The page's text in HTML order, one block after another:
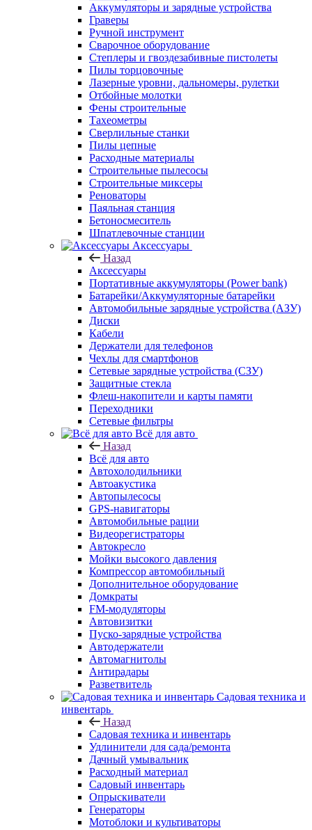
Аккумуляторы и зарядные устройства
Граверы
Ручной инструмент
Сварочное оборудование
Степлеры и гвоздезабивные пистолеты
Пилы торцовочные
Лазерные уровни, дальномеры, рулетки
Отбойные молотки
Фены строительные
Тахеометры
Сверлильные станки
Пилы цепные
Расходные материалы
Строительные пылесосы
Строительные миксеры
Реноваторы
Паяльная станция
Бетоносмеситель
Шпатлевочные станции
Аксессуары
Назад
Аксессуары
Портативные аккумуляторы (Power bank)
Батарейки/Аккумуляторные батарейки
Автомобильные зарядные устройства (АЗУ)
Диски
Кабели
Держатели для телефонов
Чехлы для смартфонов
Сетевые зарядные устройства (СЗУ)
Защитные стекла
Флеш-накопители и карты памяти
Переходники
Сетевые фильтры
Всё для авто
Назад
Всё для авто
Автохолодильники
Автоакустика
Автопылесосы
GPS-навигаторы
Автомобильные рации
Видеорегистраторы
Автокресло
Мойки высокого давления
Компрессор автомобильный
Дополнительное оборудование
Домкраты
FM-модуляторы
Автовизитки
Пуско-зарядные устройства
Автодержатели
Автомагнитолы
Антирадары
Разветвитель
Садовая техника и
инвентарь
Назад
Садовая техника и инвентарь
Удлинители для сада/ремонта
Дачный умывальник
Расходный материал
Садовый инвентарь
Опрыскиватели
Генераторы
Мотоблоки и культиваторы